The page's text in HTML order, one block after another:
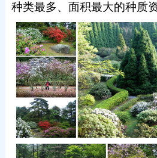
种类最多、面积最大的种质